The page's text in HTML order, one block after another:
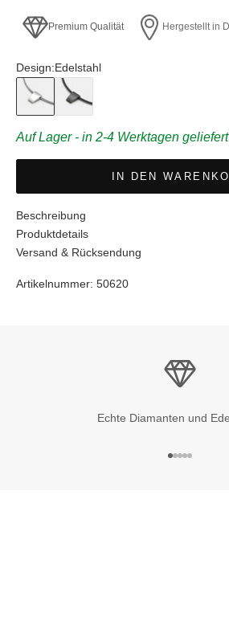
Premium Qualität Hergestellt in
Design:Edelstahl
EdelstahlSchwarz
Auf Lager - in 2-4 Werktagen geliefert
IN DEN
Beschreibung
Produktdetails
Versand & Rücksendung
Artikelnummer: 50620
Echte Diamanten und
Gehe zu
Gehe zu
Gehe zu
Gehe zu
Gehe